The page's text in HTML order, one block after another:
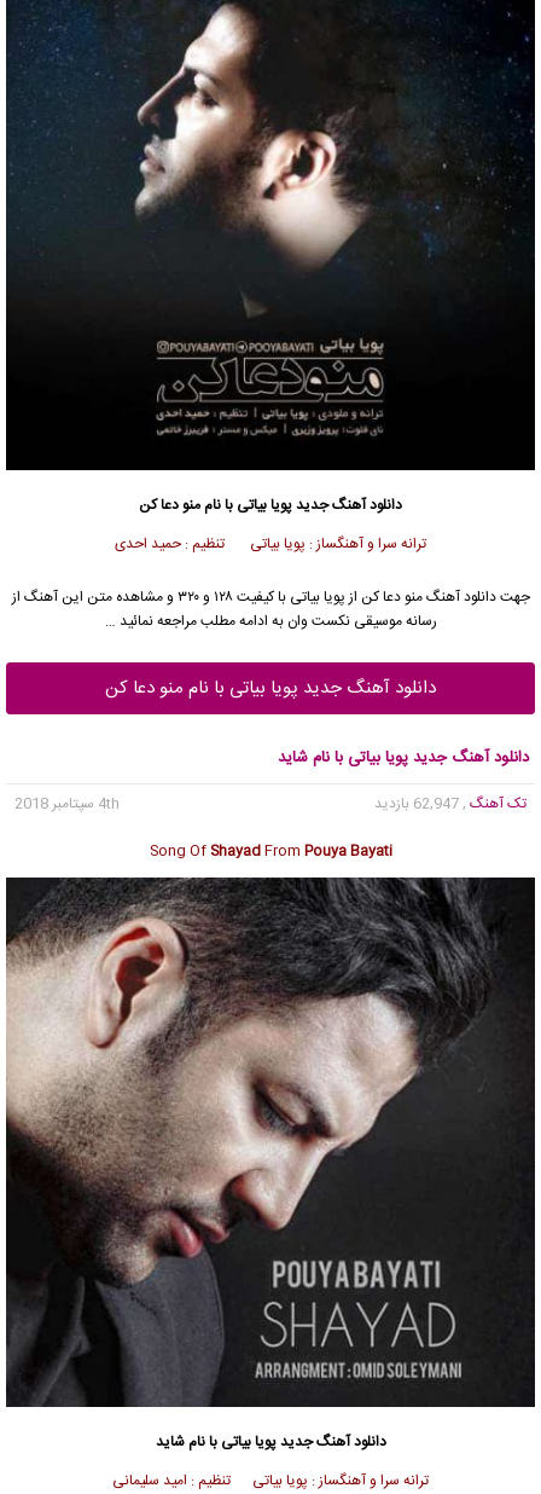
دانلود آهنگ جدیدپویا بیاتی با نام منو دعا کن
ترانه سرا و آهنگساز : پویا بیاتی تنظیم : حمید احدی
جهت دانلود آهنگ منو دعا کن از پویا بیاتی
با کیفیت ۱۲۸ و ۳۲۰ و مشاهده متن این آهنگ از
رسانه موسیقی نکست وان به ادامه مطلب مراجعه نمائید …
دانلود آهنگ جدید پویا بیاتی با نام منو دعا کن
دانلود آهنگ جدید پویا بیاتی با نام شاید
تک آهنگ , 62,947 بازدید
4th سپتامبر 2018
Song Of ShayadFrom Pouya Bayati
دانلود آهنگ جدیدپویا بیاتی با نام شاید
ترانه سرا و آهنگساز : پویا بیاتی تنظیم : امید سلیمانی